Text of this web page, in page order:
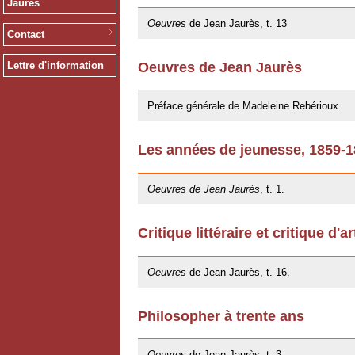
Jaurès
Contact
Lettre d'information
Oeuvres de Jean Jaurès, t. 13
Oeuvres de Jean Jaurès
Préface générale de Madeleine Rebérioux
Les années de jeunesse, 1859-
Oeuvres de Jean Jaurès , t. 1.
Critique littéraire et critique
Oeuvres de Jean Jaurès, t. 16.
Philosopher à trente ans